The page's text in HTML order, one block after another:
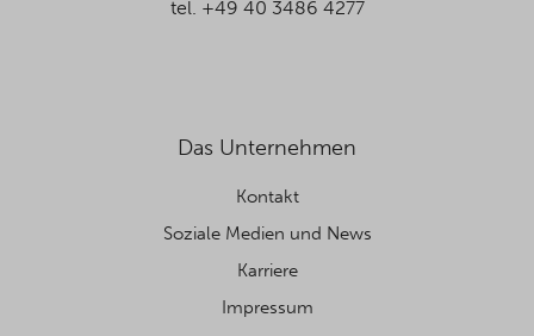
tel. +49 40 3486 4277
Das Unternehmen
Kontakt
Soziale Medien und News
Karriere
Impressum